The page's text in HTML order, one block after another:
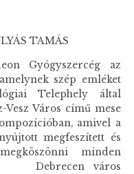
TAMÁS
Gyógyszercég az
szép emléket
Telephely által
Vesz Város című mese
amivel a
megfeszített és
minden
A Debrecen város